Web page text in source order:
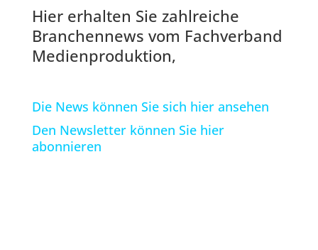
Hier erhalten Sie zahlreiche
Branchennews vom Fachverband
Medienproduktion,
Die News können Sie sich hier ansehen
Den Newsletter können Sie hier
abonnieren